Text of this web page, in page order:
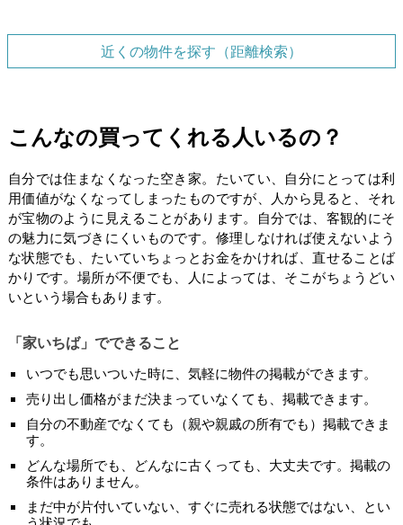
近くの物件を探す（距離検索）
こんなの買ってくれる人いるの？
自分では住まなくなった空き家。たいてい、自分にとっては利
用価値がなくなってしまったものですが、人から見ると、それ
が宝物のように見えることがあります。自分では、客観的にそ
の魅力に気づきにくいものです。修理しなければ使えないよう
な状態でも、たいていちょっとお金をかければ、直せることば
かりです。場所が不便でも、人によっては、そこがちょうどい
いという場合もあります。
「家いちば」でできること
いつでも思いついた時に、気軽に物件の掲載ができます。
売り出し価格がまだ決まっていなくても、掲載できます。
自分の不動産でなくても（親や親戚の所有でも）掲載できま
す。
どんな場所でも、どんなに古くっても、大丈夫です。掲載の
条件はありません。
まだ中が片付いていない、すぐに売れる状態ではない、とい